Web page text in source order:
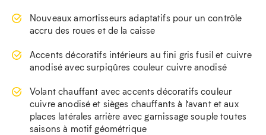
Nouveaux amortisseurs adaptatifs pour un contrôle
accru des roues et de la caisse
Accents décoratifs intérieurs au fini gris fusil et cuivre
anodisé avec surpiqûres couleur cuivre anodisé
Volant chauffant avec accents décoratifs couleur
cuivre anodisé et sièges chauffants à l’avant et aux
places latérales arrière avec garnissage souple toutes
saisons à motif géométrique